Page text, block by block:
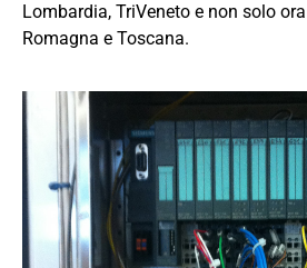
Lombardia, TriVeneto e non solo
Romagna e Toscana.